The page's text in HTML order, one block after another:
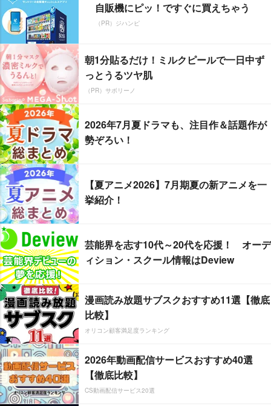
自販機にピッ！ですぐに買えちゃう
（PR）ジハンピ
朝1分貼るだけ！ミルクピールで一日中ず
っとうるツヤ肌
（PR）サボリーノ
2026年7月夏ドラマも、注目作＆話題作が
勢ぞろい！
【夏アニメ2026】7月期夏の新アニメを一
挙紹介！
芸能界を志す10代～20代を応援！ オーデ
ィション・スクール情報はDeview
漫画読み放題サブスクおすすめ11選【徹底
比較】
オリコン顧客満足度ランキング
2026年動画配信サービスおすすめ40選
【徹底比較】
CS動画配信サービス20選